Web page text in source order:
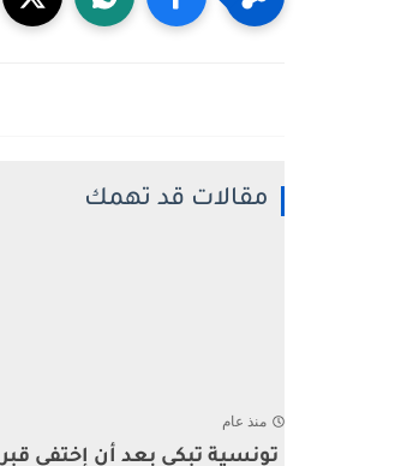
مقالات قد تهمك
منذ عام
تونسية تبكي بعد أن إختفى قبر